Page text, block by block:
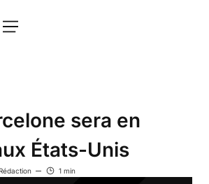
sera en
États-Unis
1 min